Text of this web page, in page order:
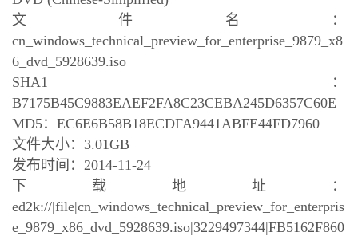
文件名：
cn_windows_technical_preview_for_enterprise_9879_x8
6_dvd_5928639.iso
SHA1：
B7175B45C9883EAEF2FA8C23CEBA245D6357C60E
MD5：EC6E6B58B18ECDFA9441ABFE44FD7960
文件大小：3.01GB
发布时间：2014-11-24
下载地址：
ed2k://|file|cn_windows_technical_preview_for_enterpris
e_9879_x86_dvd_5928639.iso|3229497344|FB5162F860